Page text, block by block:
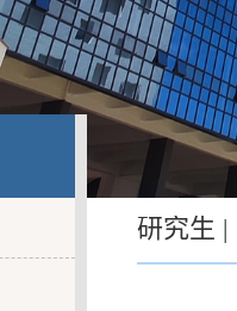
研究生 |